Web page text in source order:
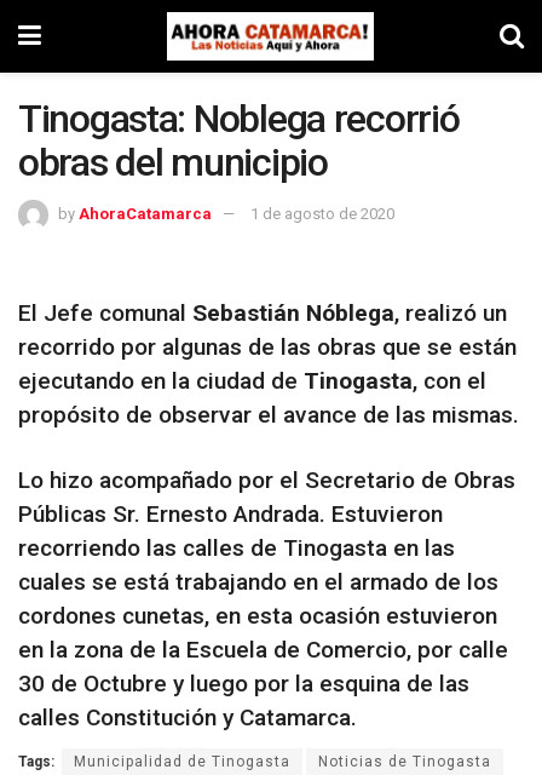
Tinogasta: Noblega recorrió
obras del municipio
by AhoraCatamarca 1 de agosto de 2020
El Jefe comunal Sebastián Nóblega, realizó un
recorrido por algunas de las obras que se están
ejecutando en la ciudad de Tinogasta, con el
propósito de observar el avance de las mismas.
Lo hizo acompañado por el Secretario de Obras
Públicas Sr. Ernesto Andrada. Estuvieron
recorriendo las calles de Tinogasta en las
cuales se está trabajando en el armado de los
cordones cunetas, en esta ocasión estuvieron
en la zona de la Escuela de Comercio, por calle
30 de Octubre y luego por la esquina de las
calles Constitución y Catamarca.
Tags: Municipalidad de Tinogasta Noticias de Tinogasta